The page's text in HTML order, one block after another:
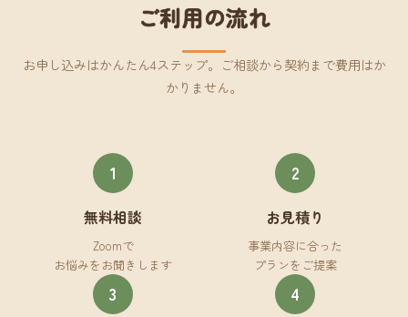
ご利用の流れ
お申し込みはかんたん4ステップ。ご相談から契約まで費用はか
かりません。
1
無料相談
Zoomで
お悩みをお聞きします
2
お見積り
事業内容に合った
プランをご提案
3 4